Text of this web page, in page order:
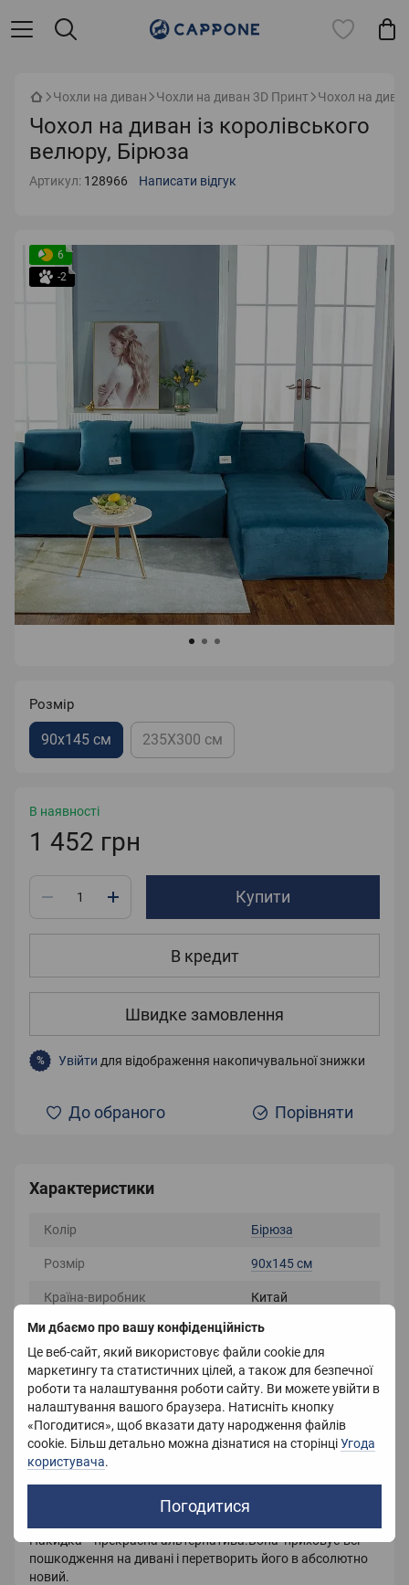
Ми дбаємо про вашу конфіденційність
Це веб-сайт, який використовує файли cookie для
маркетингу та статистичних цілей, а також для безпечної
роботи та налаштування роботи сайту. Ви можете увійти в
налаштування вашого браузера. Натисніть кнопку
«Погодитися», щоб вказати дату народження файлів
cookie. Більш детально можна дізнатися на сторінціУгода
користувача.
Погодитися
Чохли на диван Чохли на диван 3D Принт Чохол на
Чохол на диван із королівського
велюру, Бірюза
Артикул: 128966 Написати відгук
6
-2
Розмір
90х145 см 235Х300 см
В наявності
1 452 грн
Купити
В кредит
Швидке замовлення
% Увійти для відображення накопичувальної знижки
До обраного Порівняти
Характеристики
Колір Бірюза
Розмір 90х145 см
Країна-виробник Китай
Вага 1100 г
Опис
Розмір: 90х145,145х185,190х230,235х300
Накидки на диван допоможуть оновити інтер'єр, зробити
і багато господинь оновлюють дизайн своїх кімнат з
Накидка - прекрасна альтернатива.Вона приховує всі
пошкодження на дивані і перетворить його в абсолютно
новий.